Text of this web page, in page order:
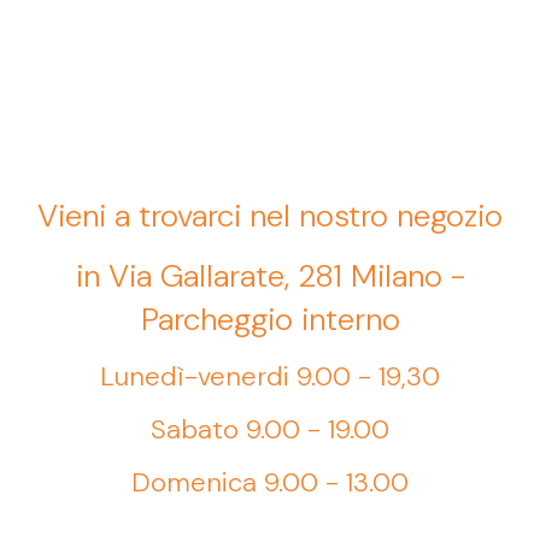
Vieni a trovarci nel nostro negozio
in Via Gallarate, 281 Milano -
Parcheggio interno
Lunedì-venerdi 9.00 - 19,30
Sabato 9.00 - 19.00
Domenica 9.00 - 13.00